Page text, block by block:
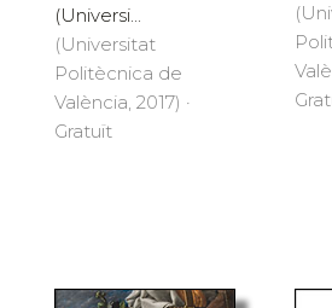
(Universi...
(Universitat
Politècnica de
València, 2017) ·
Gratuït